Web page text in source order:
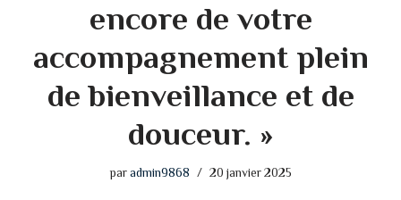
encore de votre
accompagnement plein
de bienveillance et de
douceur. »
par admin9868 20 janvier 2025